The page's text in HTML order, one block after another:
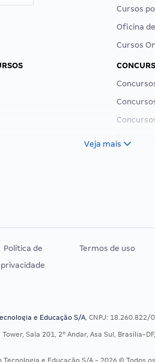
Cursos
Oficina
Cursos
Veja mais
Política de
privacidade
Termos de uso
e Educação S/A, CNPJ: 18.260.822/
Tower, Sala 201, 2º Andar, Asa Sul, Brasília-
Tecnologia e Educação S/A - 2026 © Todos